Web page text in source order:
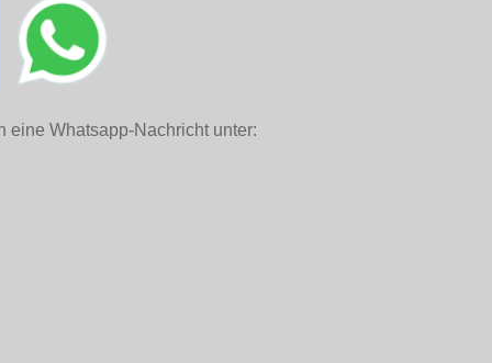
eine Whatsapp-Nachricht unter: